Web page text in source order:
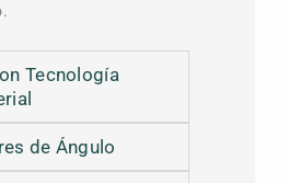
Tecnología
de Ángulo